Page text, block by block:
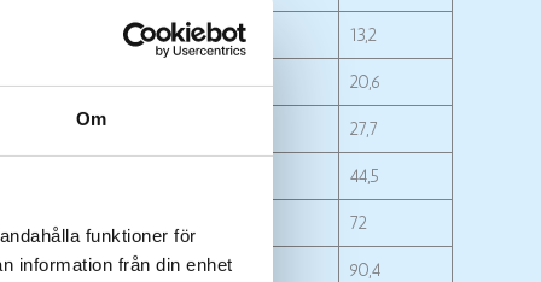
Om
funktioner för
information från din enhet
48 13,2
56 20,6
27,7
44,5
72
90 90,4